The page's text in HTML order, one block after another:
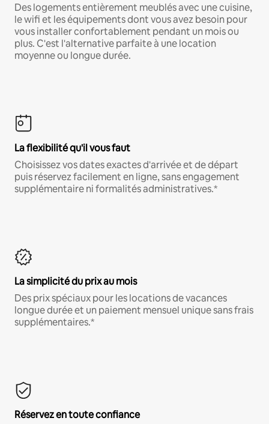
Des logements entièrement meublés avec une cuisine,
le wifi et les équipements dont vous avez besoin pour
vous installer confortablement pendant un mois ou
plus. C'est l'alternative parfaite à une location
moyenne ou longue durée.
La flexibilité qu'il vous faut
Choisissez vos dates exactes d'arrivée et de départ
puis réservez facilement en ligne, sans engagement
supplémentaire ni formalités administratives.*
La simplicité du prix au mois
Des prix spéciaux pour les locations de vacances
longue durée et un paiement mensuel unique sans frais
supplémentaires.*
Réservez en toute confiance